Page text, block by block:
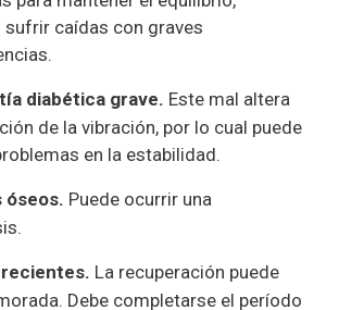
sufrir caídas con graves
diabética grave. Este mal altera
de la vibración, por lo cual puede
en la estabilidad.
óseos. Puede ocurrir una
La recuperación puede
Debe completarse el período